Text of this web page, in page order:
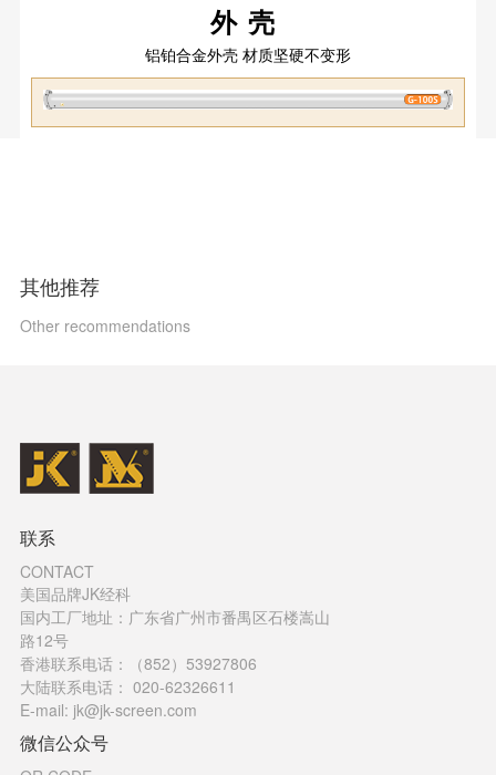
外壳
铝铂合金外壳 材质坚硬不变形
其他推荐
Other recommendations
联系
CONTACT
美国品牌JK经科
国内工厂地址：广东省广州市番禺区石楼嵩山
路12号
香港联系电话：（852）53927806
大陆联系电话： 020-62326611
E-mail: jk@jk-screen.com
微信公众号